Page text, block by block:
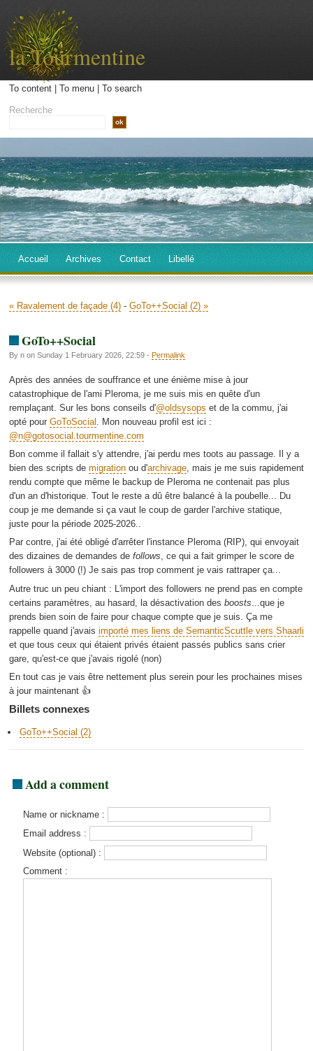
la Tourmentine
To content| To menu| To search
Recherche
Accueil Archives Contact Libellé
« Ravalement de façade (4) - GoTo++Social (2) »
GoTo++Social
By n on Sunday 1 February 2026, 22:59 - Permalink
Après des années de souffrance et une énième mise à jour
catastrophique de l'ami Pleroma, je me suis mis en quête d'un
remplaçant. Sur les bons conseils d'@oldsysops et de la commu, j'ai
opté pour GoToSocial . Mon nouveau profil est ici :
@n@gotosocial.tourmentine.com
Bon comme il fallait s'y attendre, j'ai perdu mes toots au passage. Il y a
bien des scripts de migrationou d'archivage, mais je me suis rapidement
rendu compte que même le backup de Pleroma ne contenait pas plus
d'un an d'historique. Tout le reste a dû être balancé à la poubelle... Du
coup je me demande si ça vaut le coup de garder l'archive statique,
juste pour la période 2025-2026..
Par contre, j'ai été obligé d'arrêter l'instance Pleroma (RIP), qui envoyait
des dizaines de demandes de follows, ce qui a fait grimper le score de
followers à 3000 (!) Je sais pas trop comment je vais rattraper ça...
Autre truc un peu chiant : L'import des followers ne prend pas en compte
certains paramètres, au hasard, la désactivation des boosts ...que je
prends bien soin de faire pour chaque compte que je suis. Ça me
rappelle quand j'avais importé mes liens de SemanticScuttle vers Shaarli
et que tous ceux qui étaient privés étaient passés publics sans crier
gare, qu'est-ce que j'avais rigolé (non)
En tout cas je vais être nettement plus serein pour les prochaines mises
à jour maintenant 👍
Billets connexes
GoTo++Social (2)
Add a comment
Name or nickname :
Email address :
Website (optional) :
Comment :